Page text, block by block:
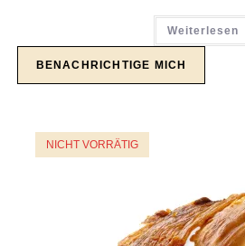
Weiterlesen
NICHT VORRÄTIG